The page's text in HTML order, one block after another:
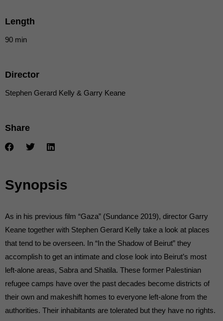
Length
90 min
Director
Stephen Gerard Kelly & Garry Keane
Share
Synopsis
As in his previous film “Gaza” (Sundance 2019), director Garry
Keane together with Stephen Gerard Kelly take a look at places
that tend to be overseen. In “In the Shadow of Beirut” they
accomplish to get an intimate and close look into Beirut’s most
left-alone areas, Sabra and Shatila. These former Palestinian
refugee camps have over the past decades become districts of
their own and makeshift homes to everyone left-alone from the
authorities. Their inhabitants are tolerated but they have no rights.
Externe Medien (7)
werden, bedarf der Zugriff auf diese Inhalte keiner manuellen Einwilligung
mehr.
Cookie-Informationen anzeigen